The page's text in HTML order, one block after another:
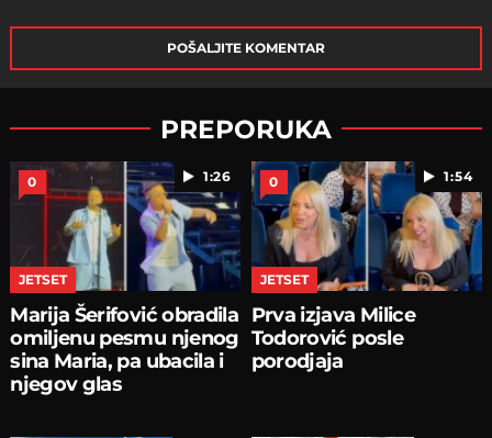
POŠALJITE KOMENTAR
PREPORUKA
1:26
0
JETSET
Marija Šerifović obradila
omiljenu pesmu njenog
sina Maria, pa ubacila i
njegov glas
1:54
0
JETSET
Prva izjava Milice
Todorović posle
porodjaja